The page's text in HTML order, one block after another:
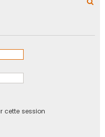
cette session